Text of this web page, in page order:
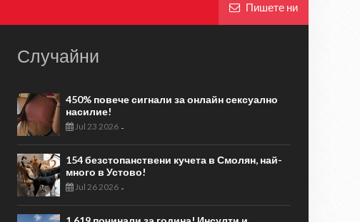
Пишете ни
Случайни
450% повече сигнали за онлайн сексуално
насилие!
Jul 23 2026-
154 безстопанствени кучета в Смолян, най-
много в Устово!
Jul 26 2026-